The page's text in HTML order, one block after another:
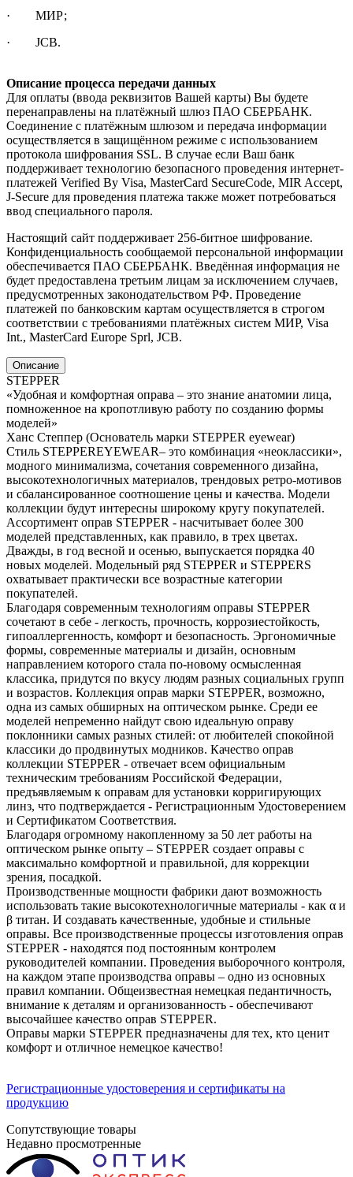
· МИР;
· JCB.
Описание процесса передачи данных
Для оплаты (ввода реквизитов Вашей карты) Вы будете
перенаправлены на платёжный шлюз ПАО СБЕРБАНК.
Соединение с платёжным шлюзом и передача информации
осуществляется в защищённом режиме с использованием
протокола шифрования SSL. В случае если Ваш банк
поддерживает технологию безопасного проведения интернет-
платежей Verified By Visa, MasterCard SecureCode, MIR Accept,
J-Secure для проведения платежа также может потребоваться
ввод специального пароля.
Настоящий сайт поддерживает 256-битное шифрование.
Конфиденциальность сообщаемой персональной информации
обеспечивается ПАО СБЕРБАНК. Введённая информация не
будет предоставлена третьим лицам за исключением случаев,
предусмотренных законодательством РФ. Проведение
платежей по банковским картам осуществляется в строгом
соответствии с требованиями платёжных систем МИР, Visa
Int., MasterCard Europe Sprl, JCB.
Описание
STEPPER
«Удобная и комфортная оправа – это знание анатомии лица,
помноженное на кропотливую работу по созданию формы
моделей»
Ханс Степпер (Основатель марки STEPPER eyewear)
Стиль STEPPEREYEWEAR– это комбинация «неоклассики»,
модного минимализма, сочетания современного дизайна,
высокотехнологичных материалов, трендовых ретро-мотивов
и сбалансированное соотношение цены и качества. Модели
коллекции будут интересны широкому кругу покупателей.
Ассортимент оправ STEPPER - насчитывает более 300
моделей представленных, как правило, в трех цветах.
Дважды, в год весной и осенью, выпускается порядка 40
новых моделей. Модельный ряд STEPPER и STEPPERS
охватывает практически все возрастные категории
покупателей.
Благодаря современным технологиям оправы STEPPER
сочетают в себе - легкость, прочность, коррозиестойкость,
гипоаллергенность, комфорт и безопасность. Эргономичные
формы, современные материалы и дизайн, основным
направлением которого стала по-новому осмысленная
классика, придутся по вкусу людям разных социальных групп
и возрастов. Коллекция оправ марки STEPPER, возможно,
одна из самых обширных на оптическом рынке. Среди ее
моделей непременно найдут свою идеальную оправу
поклонники самых разных стилей: от любителей спокойной
классики до продвинутых модников. Качество оправ
коллекции STEPPER - отвечает всем официальным
техническим требованиям Российской Федерации,
предъявляемым к оправам для установки корригирующих
линз, что подтверждается - Регистрационным Удостоверением
и Сертификатом Соответствия.
Благодаря огромному накопленному за 50 лет работы на
оптическом рынке опыту – STEPPER создает оправы с
максимально комфортной и правильной, для коррекции
зрения, посадкой.
Производственные мощности фабрики дают возможность
использовать такие высокотехнологичные материалы - как α и
β титан. И создавать качественные, удобные и стильные
оправы. Все производственные процессы изготовления оправ
STEPPER - находятся под постоянным контролем
руководителей компании. Проведения выборочного контроля,
на каждом этапе производства оправы – одно из основных
правил компании. Общеизвестная немецкая педантичность,
внимание к деталям и организованность - обеспечивают
высочайшее качество оправ STEPPER.
Оправы марки STEPPER предназначены для тех, кто ценит
комфорт и отличное немецкое качество!
Регистрационные удостоверения и сертификаты на
продукцию
Сопутствующие товары
Недавно просмотренные